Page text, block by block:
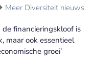
Meer Diversiteit nieuws
de financieringskloof is
maar ook essentieel
groei’